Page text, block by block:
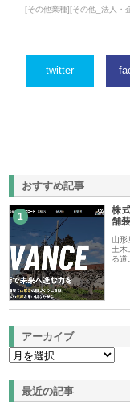
[その他業種][その他_法人・
twitter
おすすめ記事
1
株
舗
山形
土木
る道
アーカイブ
最近の記事